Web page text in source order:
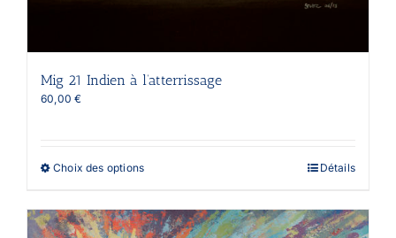
Mig 21 Indien à l’atterrissage
60,00€
Choix des optionsCe
plusieurs
variations.
Détails